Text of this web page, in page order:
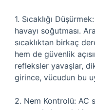
1. Sıcaklığı
havayı soğutması.
sıcaklıktan birkaç
hem de güvenlik
refleksler yavaşlar,
girince, vücudun bu
2. Nem Kontrolü: AC